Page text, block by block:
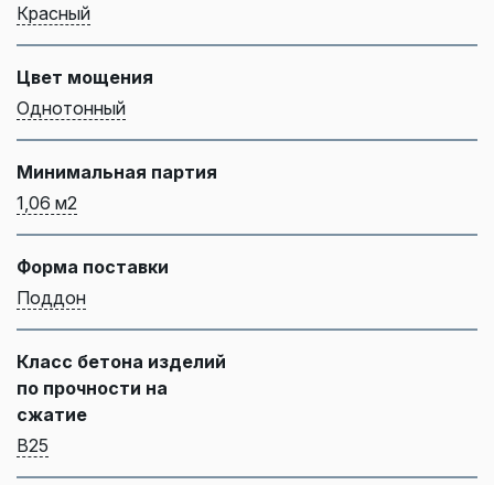
Красный
Цвет мощения
Однотонный
Минимальная партия
1,06 м2
Форма поставки
Поддон
Класс бетона изделий
по прочности на
сжатие
B25